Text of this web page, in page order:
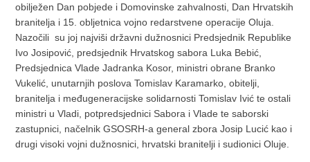
obilježen Dan pobjede i Domovinske zahvalnosti, Dan Hrvatskih
branitelja i 15. obljetnica vojno redarstvene operacije Oluja.
Nazočili su joj najviši državni dužnosnici Predsjednik Republike
Ivo Josipović, predsjednik Hrvatskog sabora Luka Bebić,
Predsjednica Vlade Jadranka Kosor, ministri obrane Branko
Vukelić, unutarnjih poslova Tomislav Karamarko, obitelji,
branitelja i međugeneracijske solidarnosti Tomislav Ivić te ostali
ministri u Vladi, potpredsjednici Sabora i Vlade te saborski
zastupnici, načelnik GSOSRH-a general zbora Josip Lucić kao i
drugi visoki vojni dužnosnici, hrvatski branitelji i sudionici Oluje.